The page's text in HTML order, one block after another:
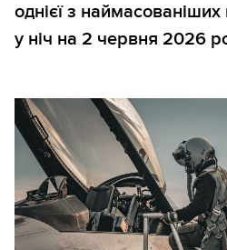
однієї з
у ніч на 2 червня 2026